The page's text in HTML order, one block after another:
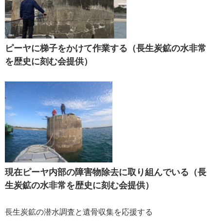
ピーヤに梯子をかけて作業する（長生炭鉱の水非常
を歴史に刻む会提供）
現在ピーヤ内部の障害物除去に取り組んでいる（長
生炭鉱の水非常を歴史に刻む会提供）
長生炭鉱の潜水調査と遺骨収集を応援する